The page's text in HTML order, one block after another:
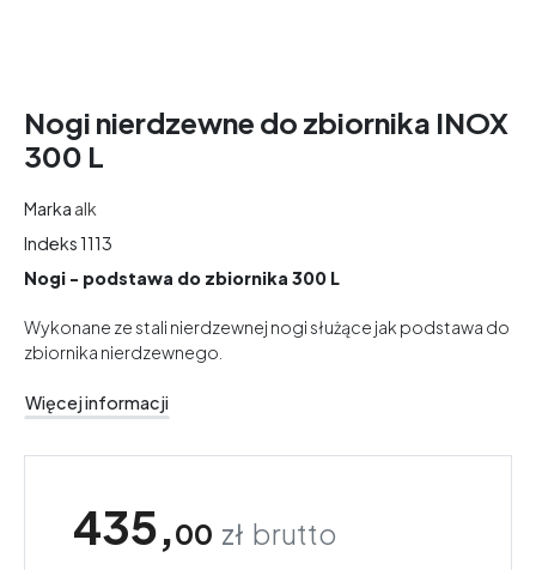
Nogi nierdzewne do zbiornika INOX
300 L
Marka alk
Indeks1113
Nogi - podstawa do zbiornika 300 L
Wykonane ze stali nierdzewnej nogi służące jak podstawa do
zbiornika nierdzewnego.
Więcej informacji
435,00 zł brutto